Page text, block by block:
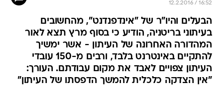
12.2.2016 / 16:52
הבעלים והיו"ר של "אינדפנדנט", מהחשובים
בעיתוני בריטניה, הודיע כי בסוף מרץ תצא לאור
המהדורה האחרונה של העיתון - אשר ימשיך
להתקיים באינטרנט בלבד, ורבים מ-150 עובדי
העיתון צפויים לאבד את מקום עבודתם. העורך:
"אין הצדקה כלכלית להמשך הדפסתו של העיתון"